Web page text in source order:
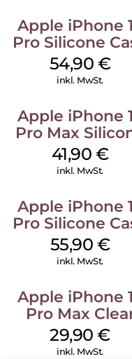
Apple iPhone
Pro Silicone
MagSafe Black
54,90 €
inkl. MwSt.
Apple iPhone
Pro Max
Case MagSafe
Ultramarine
41,90 €
inkl. MwSt.
Apple iPhone
Pro Silicone
MagSafe Stone
Gray
55,90 €
inkl. MwSt.
Apple iPhone
Pro Max
Case MagSafe
Transparent
29,90€
inkl. MwSt.